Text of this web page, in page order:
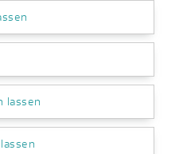
lassen